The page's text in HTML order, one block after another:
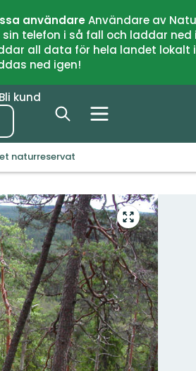
användareAnvändare av
telefon i så fall och laddar
all data för hela landet
ned igen!
Bli kund
naturreservat
Gå
till
helskärmsläge